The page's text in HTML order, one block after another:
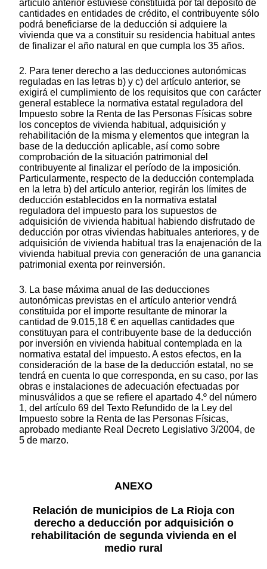
artículo anterior estuviese constituida por tal depósito de
cantidades en entidades de crédito, el contribuyente sólo
podrá beneficiarse de la deducción si adquiere la
vivienda que va a constituir su residencia habitual antes
de finalizar el año natural en que cumpla los 35 años.
2. Para tener derecho a las deducciones autonómicas
reguladas en las letras b) y c) del artículo anterior, se
exigirá el cumplimiento de los requisitos que con carácter
general establece la normativa estatal reguladora del
Impuesto sobre la Renta de las Personas Físicas sobre
los conceptos de vivienda habitual, adquisición y
rehabilitación de la misma y elementos que integran la
base de la deducción aplicable, así como sobre
comprobación de la situación patrimonial del
contribuyente al finalizar el período de la imposición.
Particularmente, respecto de la deducción contemplada
en la letra b) del artículo anterior, regirán los límites de
deducción establecidos en la normativa estatal
reguladora del impuesto para los supuestos de
adquisición de vivienda habitual habiendo disfrutado de
deducción por otras viviendas habituales anteriores, y de
adquisición de vivienda habitual tras la enajenación de la
vivienda habitual previa con generación de una ganancia
patrimonial exenta por reinversión.
3. La base máxima anual de las deducciones
autonómicas previstas en el artículo anterior vendrá
constituida por el importe resultante de minorar la
cantidad de 9.015,18 € en aquellas cantidades que
constituyan para el contribuyente base de la deducción
por inversión en vivienda habitual contemplada en la
normativa estatal del impuesto. A estos efectos, en la
consideración de la base de la deducción estatal, no se
tendrá en cuenta lo que corresponda, en su caso, por las
obras e instalaciones de adecuación efectuadas por
minusválidos a que se refiere el apartado 4.º del número
1, del artículo 69 del Texto Refundido de la Ley del
Impuesto sobre la Renta de las Personas Físicas,
aprobado mediante Real Decreto Legislativo 3/2004, de
5 de marzo.
ANEXO
Relación de municipios de La Rioja con
derecho a deducción por adquisición o
rehabilitación de segunda vivienda en el
medio rural